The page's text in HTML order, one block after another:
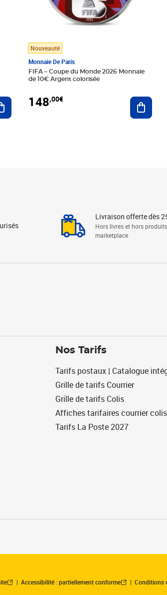
Ajouter au panier
Nouveauté
Monnaie De Paris
FIFA – Coupe du Monde 2026 Monnaie
de 10€ Argent colorisée
148,00€
Livraison offerte dès
Hors livres et hors produits
marketplace
Nos Tarifs
Tarifs postaux | Catalogue
Grille de tarifs Courrier
Grille de tarifs Colis
Affiches tarifaires courrier colis
Tarifs La Poste 2027
Accessibilité : partiellement conforme Conditions